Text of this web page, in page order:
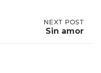
NEXT POST
Sin amor